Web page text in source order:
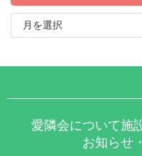
愛隣会について施
お知らせ